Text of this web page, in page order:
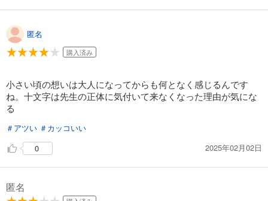
匿名
購入済み
小さい頃の想いは大人になってからも何となく感じるんです
ね。十文字は先生の正体に気付いて来なくなった理由が気にな
る
＃アツい ＃カッコいい
0
2025年02月02日
匿名